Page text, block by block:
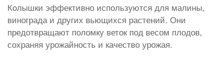
Колышки эффективно используются для малины,
винограда и других вьющихся растений. Они
предотвращают поломку веток под весом плодов,
сохраняя урожайность и качество урожая.